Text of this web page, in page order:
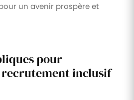
un avenir prospère et
pour
inclusif